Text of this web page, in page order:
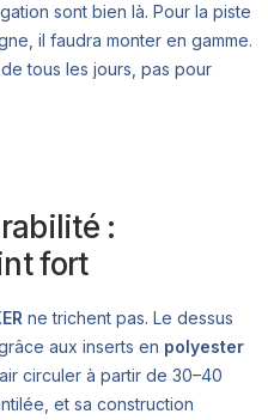
sont bien là. Pour la piste
il faudra monter en gamme.
tous les jours, pas pour
:
fort
ne trichent pas. Le dessus
aux inserts en polyester
circuler à partir de 30–40
et sa construction